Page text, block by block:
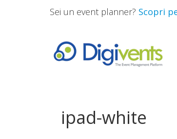
Sei un event planner? Scopri
ipad-white